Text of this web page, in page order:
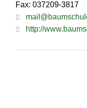
Fax: 037209-3817
http://